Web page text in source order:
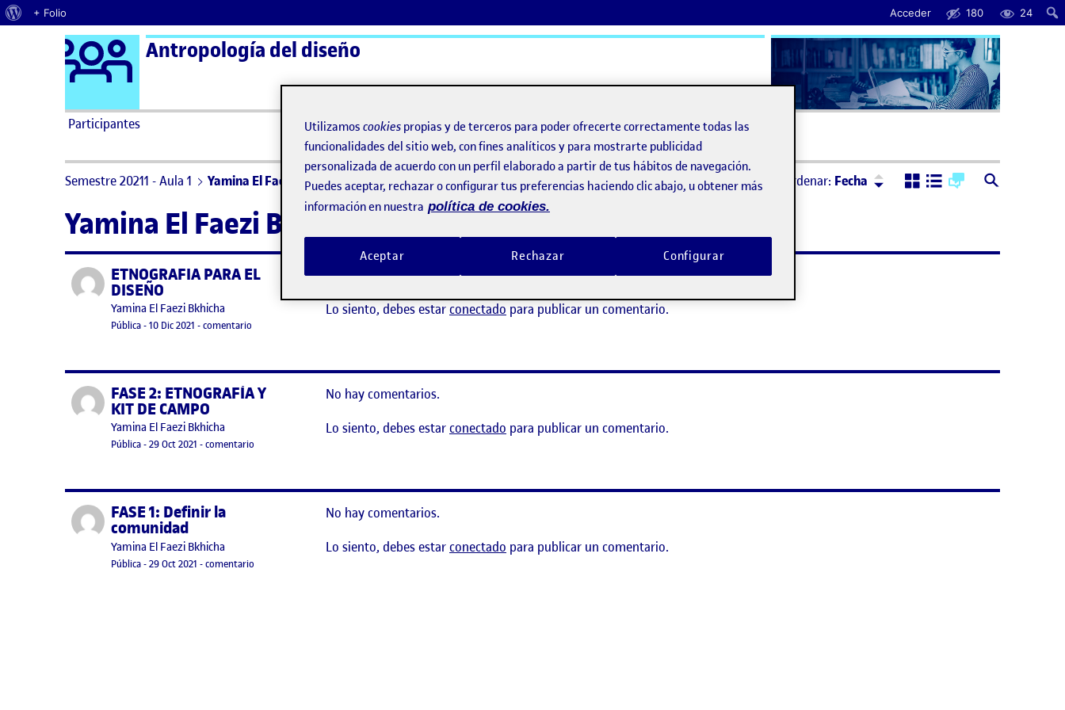
Acerca de WordPress
+ Folio Acceder 180 24
Saltar al contenido Logo Ágora
Antropología del diseño
Participantes ActiFolios Ayuda
Semestre 20211 - Aula 1 Yamina El Faezi Bkhicha Ordenar: Fecha Ordenar:Descendente
Yamina El Faezi Bkhicha
Publicado porETNOGRAFIA PARA EL
DISEÑO
Publicado por
Yamina El Faezi Bkhicha
Visibilidad:
Pública-Fecha de publicación
10 Dic 2021 -comentario
No hay comentarios.
Lo siento, debes estarconectado para publicar un comentario.
Publicado porFASE 2: ETNOGRAFÍA Y
KIT DE CAMPO
Publicado por
Yamina El Faezi Bkhicha
Visibilidad:
Pública-Fecha de publicación
29 Oct 2021 29 octubre, 2021 7:48 pm
-comentario
No hay comentarios.
Lo siento, debes estarconectado para publicar un comentario.
Publicado porFASE 1: Definir la
comunidad
Publicado por
Yamina El Faezi Bkhicha
Visibilidad:
Pública-Fecha de publicación
29 Oct 2021 29 octubre, 2021 7:43 pm
-comentario
No hay comentarios.
Lo siento, debes estarconectado para publicar un comentario.
Utilizamos cookies propias y de terceros para poder ofrecerte correctamente todas las
funcionalidades del sitio web, con fines analíticos y para mostrarte publicidad
personalizada de acuerdo con un perfil elaborado a partir de tus hábitos de navegación.
Puedes aceptar, rechazar o configurar tus preferencias haciendo clic abajo, u obtener más
información en nuestra política de cookies.
Rechazar
Aceptar Configurar